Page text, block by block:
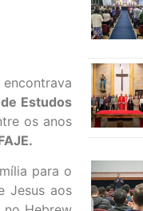
Estudos
os anos
para o
Jesus aos